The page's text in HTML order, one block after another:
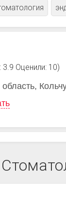
3.9 Оценили: 10)